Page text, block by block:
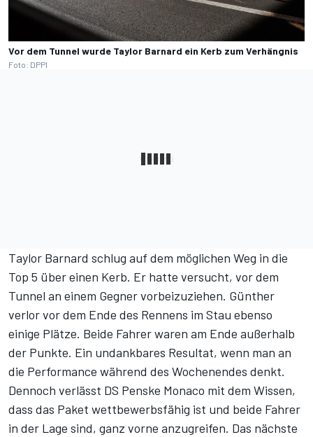
Vor dem Tunnel wurde Taylor Barnard ein Kerb zum Verhängnis
Foto: DPPI
Taylor Barnard schlug auf dem möglichen Weg in die
Top 5 über einen Kerb. Er hatte versucht, vor dem
Tunnel an einem Gegner vorbeizuziehen. Günther
verlor vor dem Ende des Rennens im Stau ebenso
einige Plätze. Beide Fahrer waren am Ende außerhalb
der Punkte. Ein undankbares Resultat, wenn man an
die Performance während des Wochenendes denkt.
Dennoch verlässt DS Penske Monaco mit dem Wissen,
dass das Paket wettbewerbsfähig ist und beide Fahrer
in der Lage sind, ganz vorne anzugreifen. Das nächste